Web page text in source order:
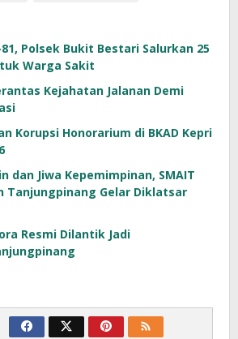
81, Polsek Bukit Bestari Salurkan 25
Warga Sakit
Kejahatan Jalanan Demi
Korupsi Honorarium di BKAD Kepri
dan Jiwa Kepemimpinan, SMAIT
Tanjungpinang Gelar Diklatsar
Resmi Dilantik Jadi